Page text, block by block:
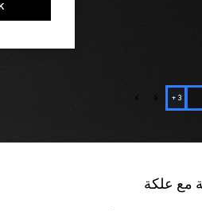
+ 3
مع علكة